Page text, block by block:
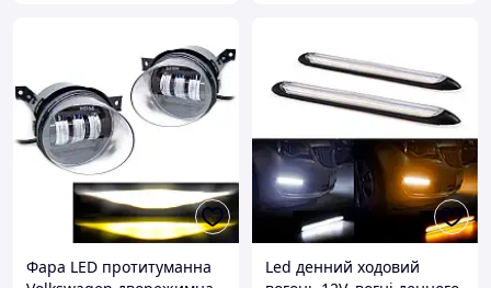
Фара LED протитуманна
Led денний ходовий